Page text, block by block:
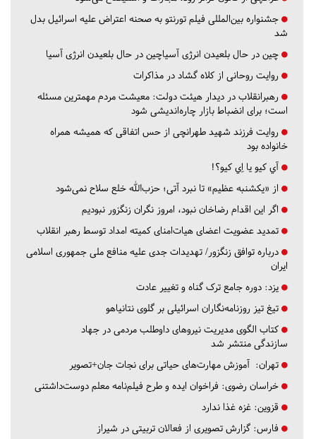
جشنواره بین‌المللی فیلم تورنتو به صحنه اعتراض علیه اسرائیل بدل
شد
چین در حال بلعیدن انرژی آسیاچین در حال بلعیدن انرژی آسیا
روایت روحانی از کلاه گشاد در مذاکرات
رهبرانقلاب در دیدار هیئت دولت: معیشت مردم مهمترین مسئله
است؛ برای انضباط بازار چاره‌اندیشی شود
روایت فرزند شهید طهرانچی از حس اتفاقی که همیشه همراه
خانواده بود
آي كيو يا اِي كيو؟!
از «یکشنبه عظیم» تا نبرد آتی؛ حزب‌الله خلع سلاح نمی‌شود
اگر این اقدام رضاخان نبود، امروز نگران زنگزور نبودیم
تمدید عضویت اعضای هیات‌امنای کمیته امداد توسط رهبر انقلاب
درباره توافق زنگزور/ تهدیدات جدی علیه منافع ملی جمهوری اسلامی
ایران
یزد: دوره جامع ترک گناه و تغییر عادت
تیغ تیز روزنامه‌نگاران اسرائیلی بر گلوی نتانیاهو
کتاب الگوی مدیریت نیروهای داوطلب مردمی در جهاد
سازندگی منتشر شد
تهران: آموزش مهارت‌های حیاتی برای نجات جان+تصویر
خراسان رضوی: فراخوان ایده و طرح فیلم‌نامه معلم دوست‌داشتنی
قزوین: غزه غذا ندارد
فارس: گزارش تصویری از فعالان تربیتی در شیراز